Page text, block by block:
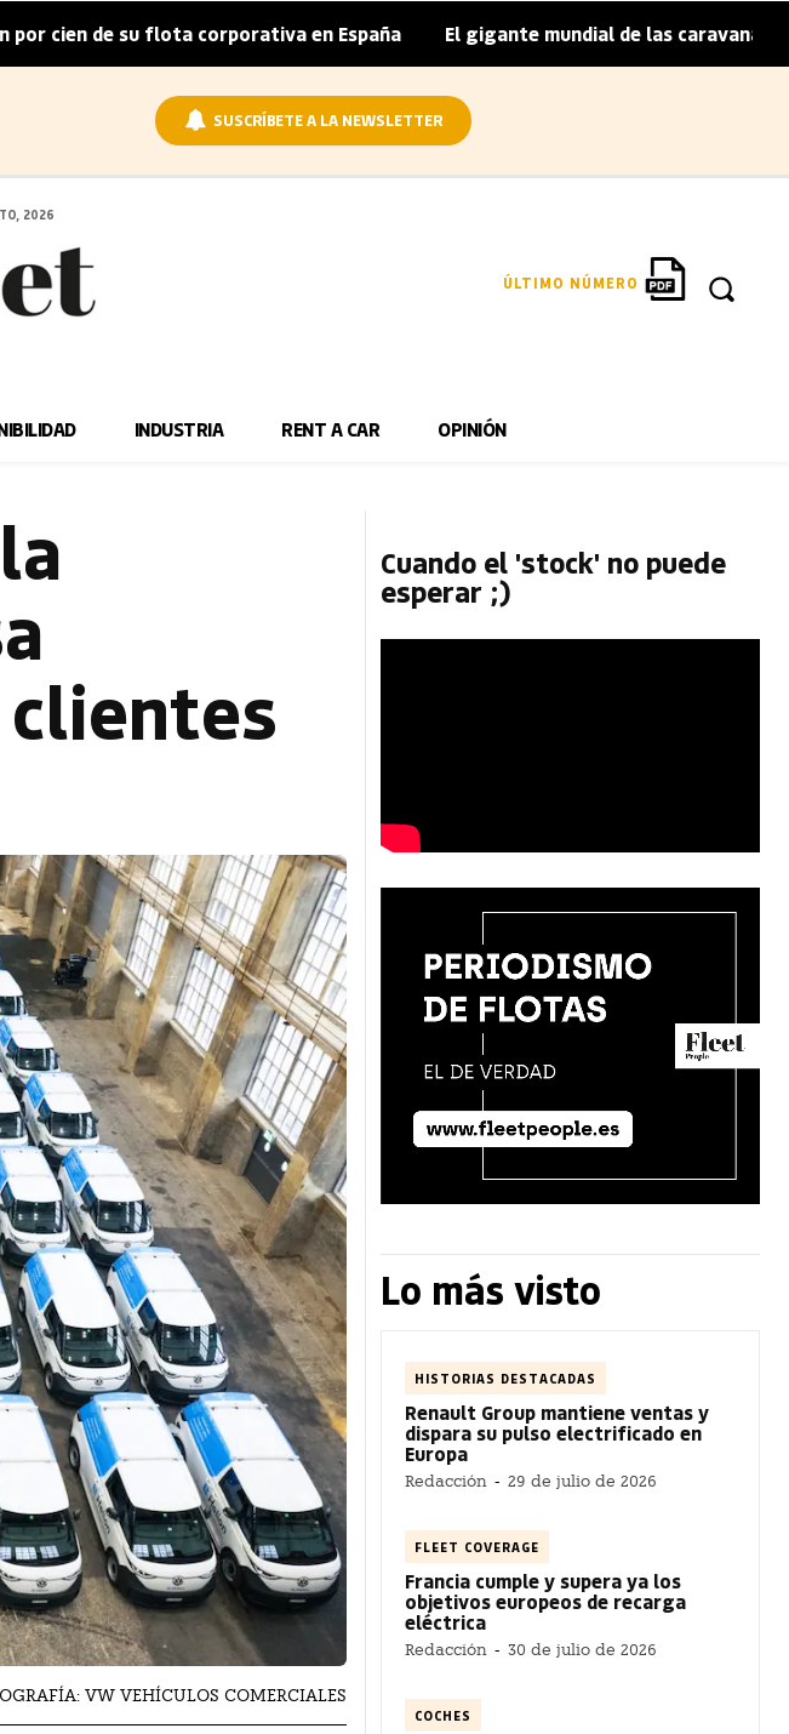
su flota corporativa en España | El gigante mundial de las caravanas asume
SUSCRÍBETE A LA NEWSLETTER
2026
ÚLTIMO NÚMERO
INDUSTRIA RENT A CAR OPINIÓN
clientes
VW VEHÍCULOS COMERCIALES
Cuando el 'stock' no puede
esperar ;)
Lo más visto
HISTORIAS DESTACADAS
Renault Group mantiene ventas y
dispara su pulso electrificado en
Europa
Redacción - 29 de julio de 2026
FLEET COVERAGE
Francia cumple y supera ya los
objetivos europeos de recarga
eléctrica
Redacción - 30 de julio de 2026
COCHES